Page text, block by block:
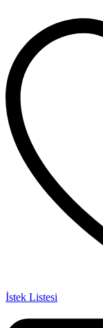
İstek Listesi